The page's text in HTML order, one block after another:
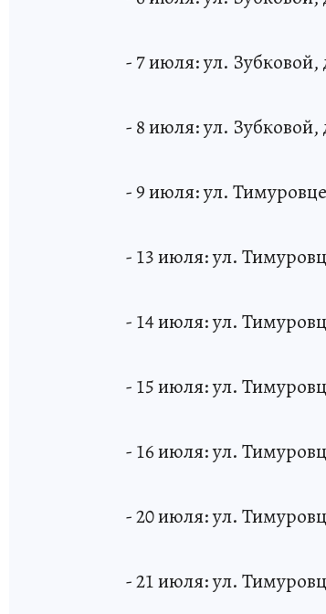
- 7 июля: ул.
- 8 июля: ул.
- 9 июля: ул.
- 13 июля: ул.
- 14 июля: ул.
- 15 июля: ул.
- 16 июля: ул.
- 20 июля: ул.
- 21 июля: ул.